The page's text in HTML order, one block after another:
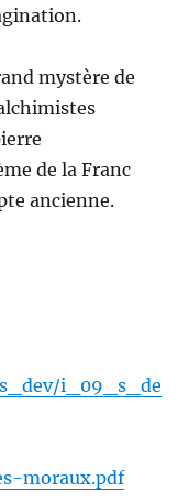
mystère de
de la Franc
ancienne.
i_09_s_de
moraux.pdf